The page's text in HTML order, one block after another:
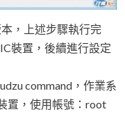
，上述步驟執行完
裝置，後續進行設定
command，作業系
置，使用帳號：root